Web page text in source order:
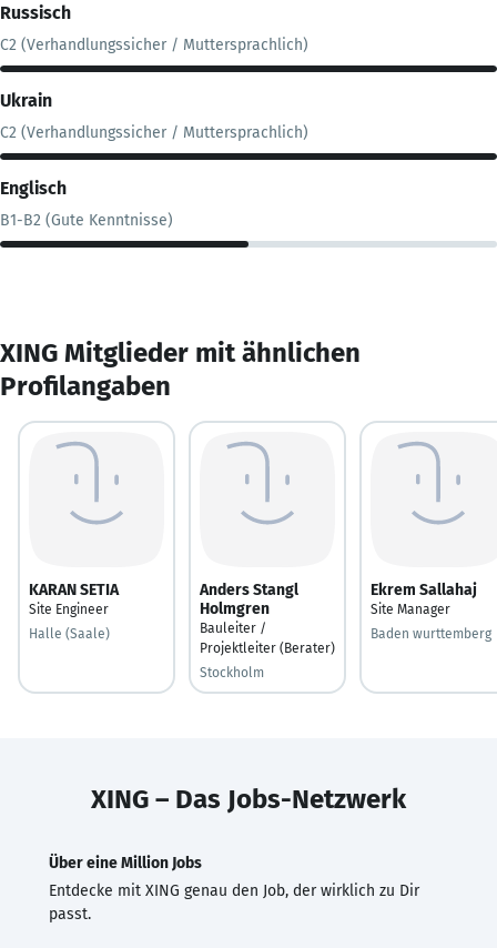
Russisch
C2 (Verhandlungssicher / Muttersprachlich)
Ukrain
C2 (Verhandlungssicher / Muttersprachlich)
Englisch
B1-B2 (Gute Kenntnisse)
XING Mitglieder mit ähnlichen
Profilangaben
KARAN SETIA
Site Engineer
Halle (Saale)
Anders Stangl
Holmgren
Bauleiter /
Projektleiter (Berater)
Stockholm
Ekrem Sallahaj
Site Manager
Baden wurttemberg
XING – Das Jobs-Netzwerk
Über eine Million Jobs
Entdecke mit XING genau den Job, der wirklich zu Dir
passt.